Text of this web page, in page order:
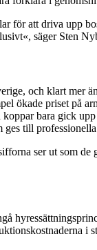
för att driva upp
säger Sten
och klart mer
ökade priset på
bara gick
ges till
ser ut som